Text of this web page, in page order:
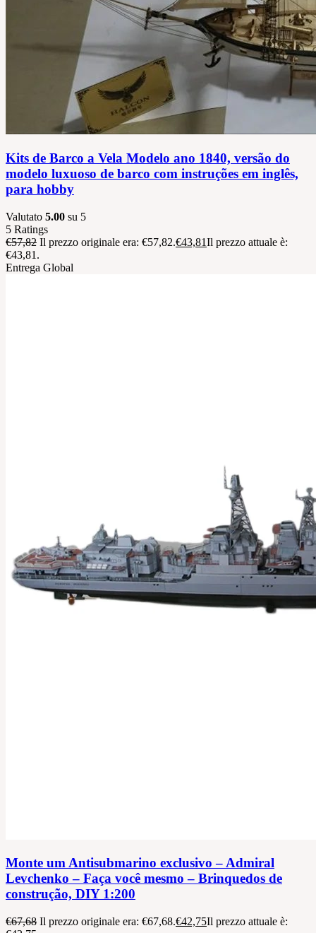
Kits de Barco a Vela Modelo ano 1840, versão do
modelo luxuoso de barco com instruções em inglês,
para hobby
Valutato 5.00 su 5
5 Ratings
€57,82 Il prezzo originale era: €57,82.€43,81Il prezzo attuale è:
€43,81.
Entrega Global
Monte um Antisubmarino exclusivo – Admiral
Levchenko – Faça você mesmo – Brinquedos de
construção, DIY 1:200
€67,68 Il prezzo originale era: €67,68.€42,75Il prezzo attuale è: